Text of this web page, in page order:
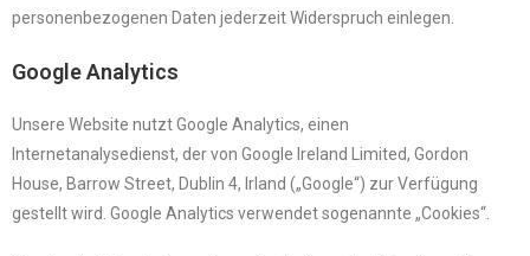
personenbezogenen Daten jederzeit Widerspruch einlegen.
Google Analytics
Unsere Website nutzt Google Analytics, einen
Internetanalysedienst, der von Google Ireland Limited, Gordon
House, Barrow Street, Dublin 4, Irland („Google“) zur Verfügung
gestellt wird. Google Analytics verwendet sogenannte „Cookies“.